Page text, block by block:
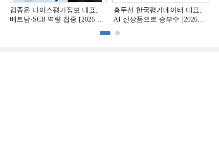
김종윤 나이스평가정보 대표,
베트남·SCB 역량 집중 [2026
홍두선 한국평가데이터 대표,
AI 신상품으로 승부수 [2026